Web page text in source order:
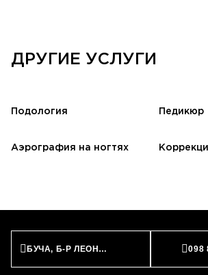
ДРУГИЕ УСЛУГИ
Подология Педикюр
Аэрография на ногтях
БУЧА, Б-Р ЛЕОНИДА БИРЮКОВА, 2 098